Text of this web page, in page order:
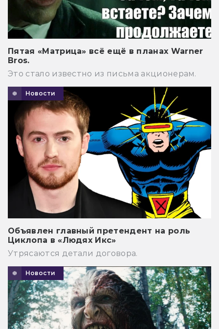
Пятая «Матрица» всё ещё в планах Warner
Bros.
Это стало известно из письма акционерам.
Новости
Объявлен главный претендент на роль
Циклопа в «Людях Икс»
Утрясаются детали договора.
Новости